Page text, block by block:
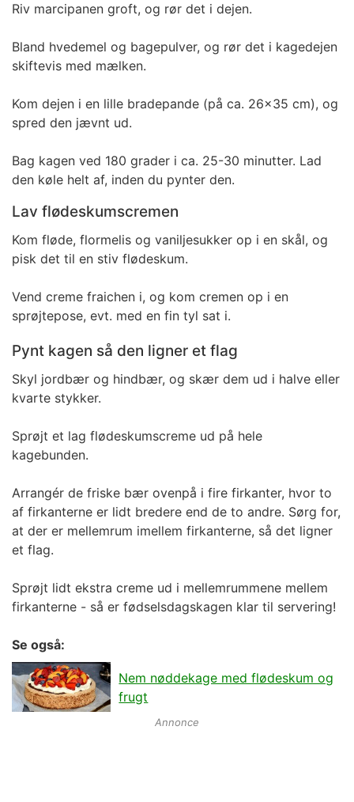
Riv marcipanen groft, og rør det i dejen.
Bland hvedemel og bagepulver, og rør det i kagedejen
skiftevis med mælken.
Kom dejen i en lille bradepande (på ca. 26x35 cm), og
spred den jævnt ud.
Bag kagen ved 180 grader i ca. 25-30 minutter. Lad
den køle helt af, inden du pynter den.
Lav flødeskumscremen
Kom fløde, flormelis og vaniljesukker op i en skål, og
pisk det til en stiv flødeskum.
Vend creme fraichen i, og kom cremen op i en
sprøjtepose, evt. med en fin tyl sat i.
Pynt kagen så den ligner et flag
Skyl jordbær og hindbær, og skær dem ud i halve eller
kvarte stykker.
Sprøjt et lag flødeskumscreme ud på hele
kagebunden.
Arrangér de friske bær ovenpå i fire firkanter, hvor to
af firkanterne er lidt bredere end de to andre. Sørg for,
at der er mellemrum imellem firkanterne, så det ligner
et flag.
Sprøjt lidt ekstra creme ud i mellemrummene mellem
firkanterne - så er fødselsdagskagen klar til servering!
Se også:
Nem nøddekage med flødeskum og
frugt
Annonce